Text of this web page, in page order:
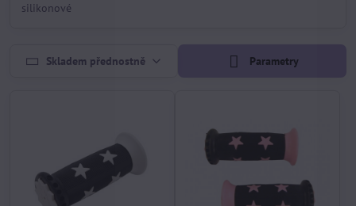
silikonové
Skladem přednostně Parametry